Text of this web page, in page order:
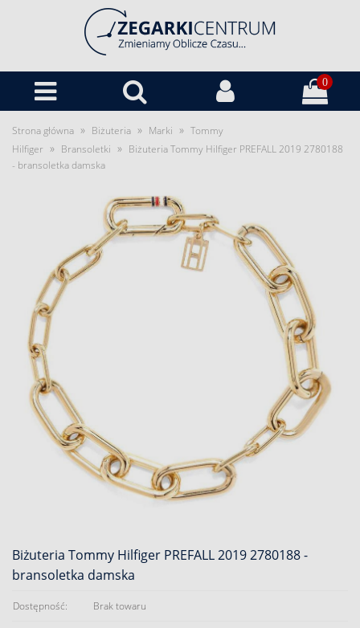
0
Strona główna » Biżuteria » Marki » Tommy
Hilfiger » Bransoletki » Biżuteria Tommy Hilfiger PREFALL 2019 2780188
- bransoletka damska
Biżuteria Tommy Hilfiger PREFALL 2019 2780188 -
bransoletka damska
Dostępność: Brak towaru